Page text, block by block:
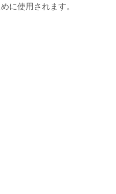
に使用されます。